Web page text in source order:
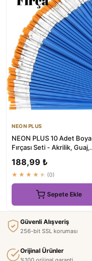
NEON PLUS
NEON PLUS 10 Adet Boya
Fırçası Seti - Akrilik, Guaj,
188,99 ₺
★★★★★ (0)
Sepete Ekle
Güvenli Alışveriş
256-bit SSL koruması
Orijinal Ürünler